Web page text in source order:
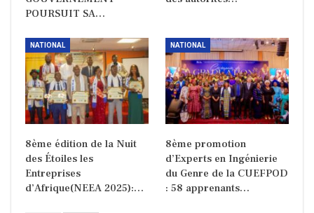
POURSUIT SA…
NATIONAL
8ème édition de la Nuit
des Étoiles les
Entreprises
d’Afrique(NEEA 2025):…
NATIONAL
8ème promotion
d’Experts en Ingénierie
du Genre de la CUEFPOD
: 58 apprenants…